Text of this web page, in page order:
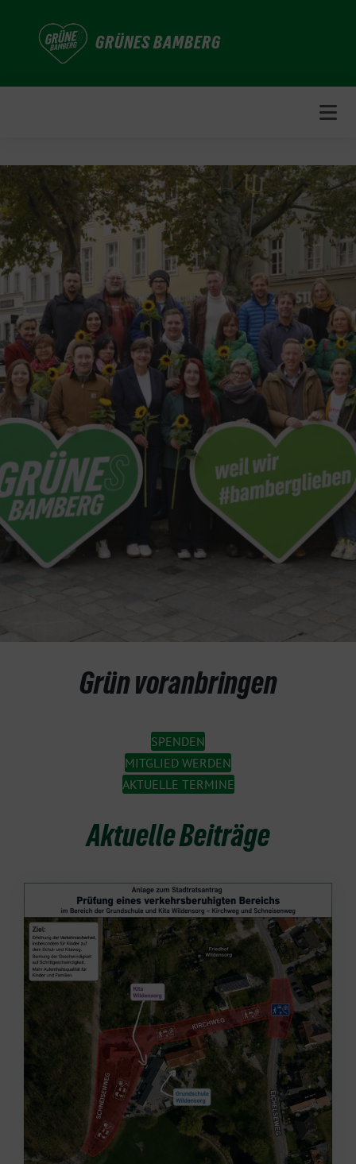
GRÜNES BAMBERG
Grün voranbringen
SPENDEN
MITGLIED WERDEN
AKTUELLE TERMINE
Aktuelle Beiträge